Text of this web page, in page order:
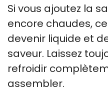
Si vous ajoutez la
encore chaudes,
devenir liquide et
saveur. Laissez
refroidir
assembler.